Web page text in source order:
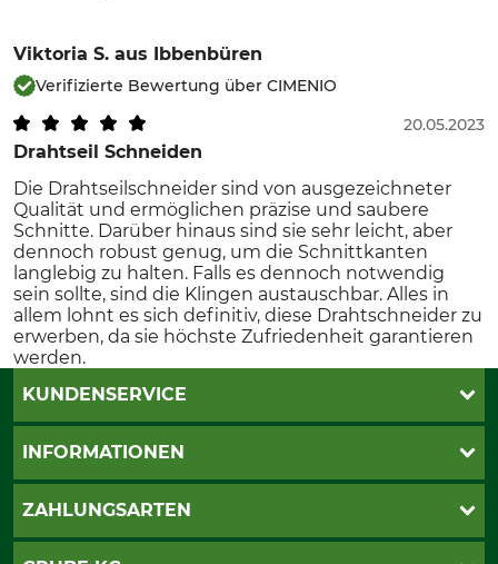
Viktoria S. aus Ibbenbüren
Verifizierte Bewertung über CIMENIO
Drahtseil Schneiden
20.05.2023
Die Drahtseilschneider sind von ausgezeichneter
Qualität und ermöglichen präzise und saubere
Schnitte. Darüber hinaus sind sie sehr leicht, aber
dennoch robust genug, um die Schnittkanten
langlebig zu halten. Falls es dennoch notwendig
sein sollte, sind die Klingen austauschbar. Alles in
allem lohnt es sich definitiv, diese Drahtschneider zu
erwerben, da sie höchste Zufriedenheit garantieren
werden.
KUNDENSERVICE
Live-Shopping
INFORMATIONEN
AGB
ZAHLUNGSARTEN
PayPal